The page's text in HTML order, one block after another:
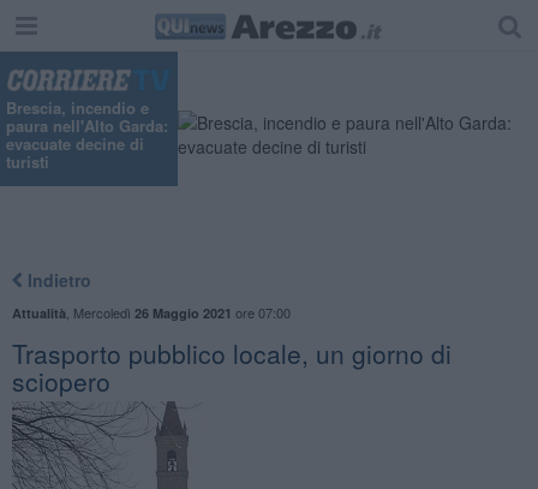
Brescia, incendio e
paura nell'Alto Garda:
evacuate decine di
turisti
Indietro
Attualità Mercoledì 26 Maggio 2021 ore 07:00
Trasporto pubblico locale, un giorno di
sciopero